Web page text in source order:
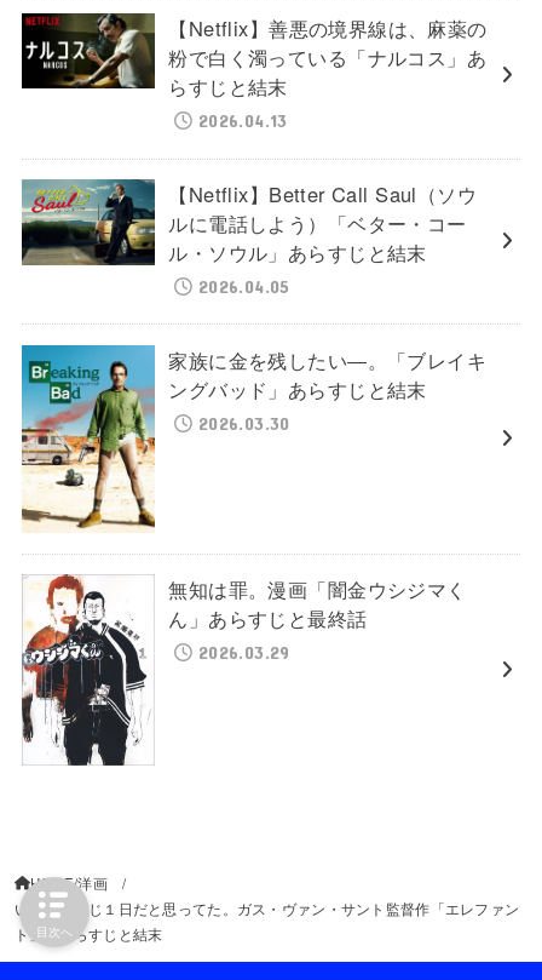
【Netflix】善悪の境界線は、麻薬の
粉で白く濁っている「ナルコス」あ
らすじと結末
2026.04.13
【Netflix】Better Call Saul（ソウ
ルに電話しよう）「ベター・コー
ル・ソウル」あらすじと結末
2026.04.05
家族に金を残したい―。「ブレイキ
ングバッド」あらすじと結末
2026.03.30
無知は罪。漫画「闇金ウシジマく
ん」あらすじと最終話
2026.03.29
HOME 洋画
いつもと同じ１日だと思ってた。ガス・ヴァン・サント監督作「エレファン
ト」 あらすじと結末
目次へ